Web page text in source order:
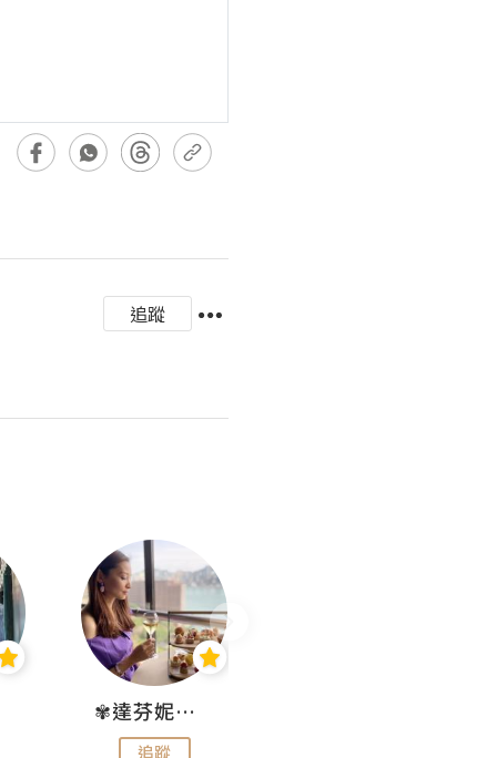
追蹤
✾達芬妮•愛孩子•愛生活✾
追蹤